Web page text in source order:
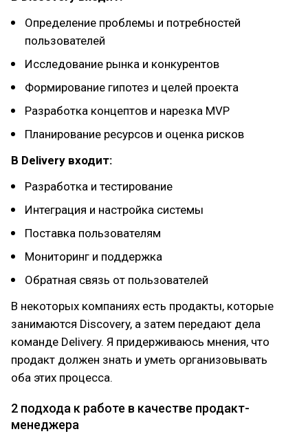
Определение проблемы и потребностей
пользователей
Исследование рынка и конкурентов
Формирование гипотез и целей проекта
Разработка концептов и нарезка MVP
Планирование ресурсов и оценка рисков
В Delivery входит:
Разработка и тестирование
Интеграция и настройка системы
Поставка пользователям
Мониторинг и поддержка
Обратная связь от пользователей
В некоторых компаниях есть продакты, которые
занимаются Discovery, а затем передают дела
команде Delivery. Я придерживаюсь мнения, что
продакт должен знать и уметь организовывать
оба этих процесса.
2 подхода к работе в качестве продакт-
менеджера